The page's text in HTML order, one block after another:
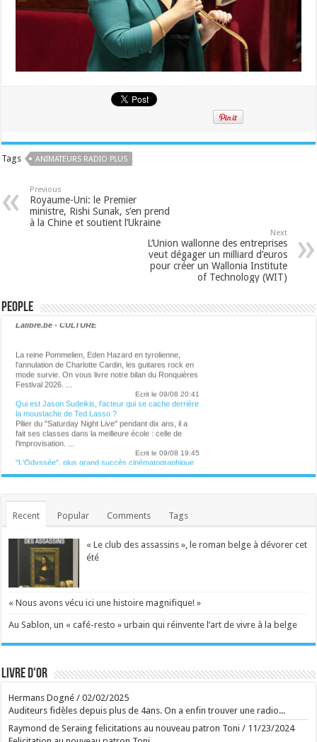
Tags ANIMATEURS RADIO PLUS
Previous
Royaume-Uni: le Premier
ministre, Rishi Sunak, s’en prend
à la Chine et soutient l’Ukraine
Next
L’Union wallonne des entreprises
veut dégager un milliard d’euros
pour créer un Wallonia Institute
of Technology (WIT)
People
l'annulation de Charlotte Cardin, les guitares rock en
mode survie. On vous livre notre bilan du Ronquières
Festival 2026. ...
Qui est Jason Sudeikis, l'acteur qui se cache derrière
la moustache de Ted Lasso ?
Pilier du "Saturday Night Live" pendant dix ans, il a
fait ses classes dans la meilleure école : celle de
l'improvisation. ...
"L'Odyssée", plus grand succès cinématographique
de Christopher Nolan
"L'Odyssée", une adaptation de l'épopée grecque
mondiales en moins d'un mois après sa sortie. ...
poétique
Pierre Huyghe offre une expérience totale à la
Fondation Beyeler à Bâle, reconstruisant un réel
décalé. ...
Superbe exposition du peintre danois à la Kunsthaus
Ecrit le 26/07 18:42
comédienne Dominique Frot est décédée à 68 ans
décédée vendredi à 68 ans à Paris, selon sa famille
Au Gaume Jazz Festival, Erik Truffaz prend Miles
Davis au mot
Vendredi et samedi, les deux premiers soirs du
festival gaumais ont donné lieu à des concerts et
Recent Popular Comments Tags
« Le club des assassins », le roman belge à dévorer cet
été
« Nous avons vécu ici une histoire magnifique! »
Au Sablon, un « café-resto » urbain qui réinvente l’art de vivre à la belge
Livre d'or
Hermans Dogné /02/02/2025
Auditeurs fidèles depuis plus de 4ans. On a enfin trouver une radio...
Raymond de Seraing felicitations au nouveau patron Toni / 11/23/2024